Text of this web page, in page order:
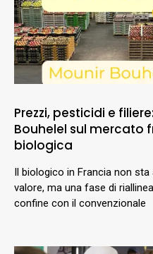
Prezzi, pesticidi e
Bouhelel sul mercato
biologica
Il biologico in Francia non
valore, ma una fase di
confine con il convenzionale